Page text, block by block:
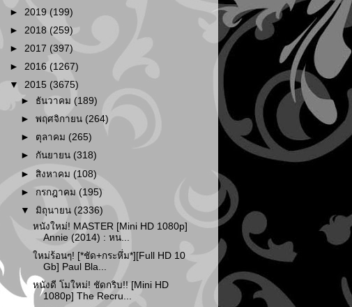
► 2019 (199)
► 2018 (259)
► 2017 (397)
► 2016 (1267)
▼ 2015 (3675)
► ธันวาคม(189)
►พฤศจิกายน (264)
► ตุลาคม (265)
► กันยายน (318)
►สิงหาคม (108)
►กรกฎาคม (195)
▼มิถุนายน (2336)
หนังใหม่! MASTER [Mini HD 1080p]
Annie (2014) : หน...
ใหม่ร้อนๆ! [*ชัด+กระหึ่ม*][Full HD 10
Gb] Paul Bla...
หนังดี โมใหม่! ชัดกริบ!! [Mini HD
1080p] The Recru...